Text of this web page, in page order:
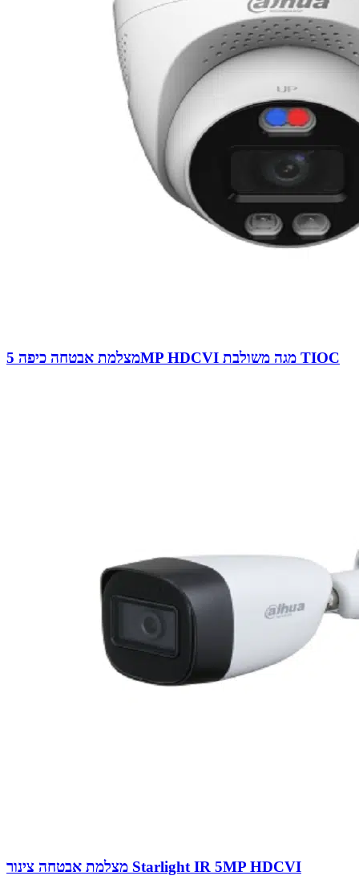
מצלמת אבטחה כיפה 5MP HDCVI מגה משולבת TIOC
מצלמת אבטחה צינור Starlight IR 5MP HDCVI